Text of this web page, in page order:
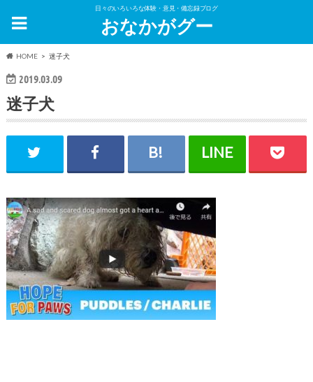
日々のいろいろな体験・意見・備忘録ブログ
おなかがグー
HOME 迷子犬
2019.03.09
迷子犬